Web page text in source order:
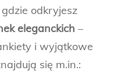
gdzie odkryjesz
eleganckich –
i wyjątkowe
się m.in.: